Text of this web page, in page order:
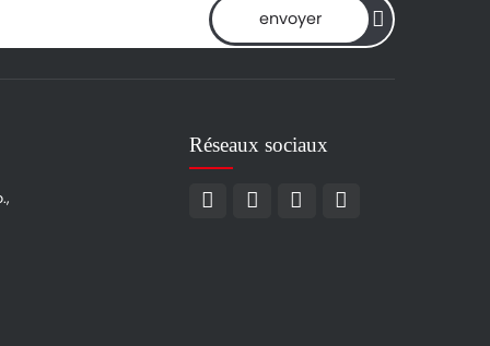
envoyer
Réseaux sociaux